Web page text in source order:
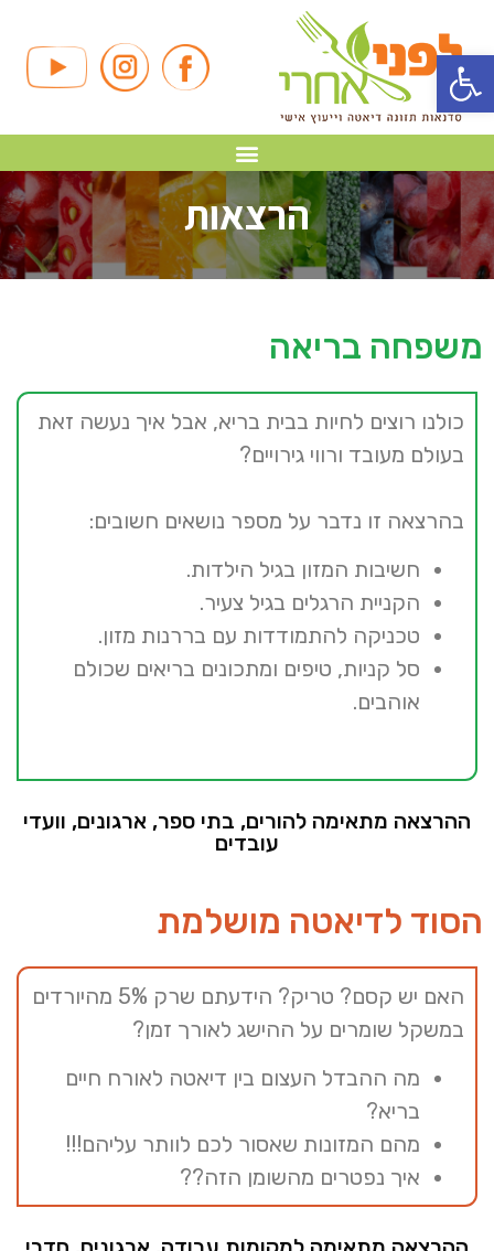
פתח סרגל נגישות
הרצאות
משפחה בריאה
כולנו רוצים לחיות בבית בריא, אבל איך נעשה זאת
בעולם מעובד ורווי גירויים?
בהרצאה זו נדבר על מספר נושאים חשובים:
חשיבות המזון בגיל הילדות.
הקניית הרגלים בגיל צעיר.
טכניקה להתמודדות עם בררנות מזון.
סל קניות, טיפים ומתכונים בריאים שכולם
אוהבים.
ההרצאה מתאימה להורים, בתי ספר, ארגונים, וועדי
עובדים
הסוד לדיאטה מושלמת
האם יש קסם? טריק? הידעתם שרק 5% מהיורדים
במשקל שומרים על ההישג לאורך זמן?
מה ההבדל העצום בין דיאטה לאורח חיים
בריא?
מהם המזונות שאסור לכם לוותר עליהם!!!
איך נפטרים מהשומן הזה??